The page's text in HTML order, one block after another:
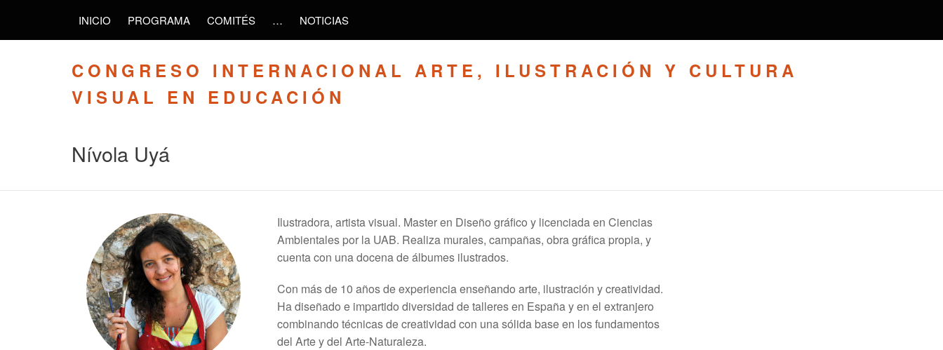
INICIO PROGRAMA COMITÉS … NOTICIAS
CONGRESO INTERNACIONAL ARTE, ILUSTRACIÓN Y CULTURA
VISUAL EN EDUCACIÓN
Nívola Uyá
Ilustradora, artista visual. Master en Diseño gráfico y licenciada en Ciencias
Ambientales por la UAB. Realiza murales, campañas, obra gráfica propia, y
cuenta con una docena de álbumes ilustrados.
Con más de 10 años de experiencia enseñando arte, ilustración y creatividad.
Ha diseñado e impartido diversidad de talleres en España y en el extranjero
combinando técnicas de creatividad con una sólida base en los fundamentos
del Arte y del Arte-Naturaleza.